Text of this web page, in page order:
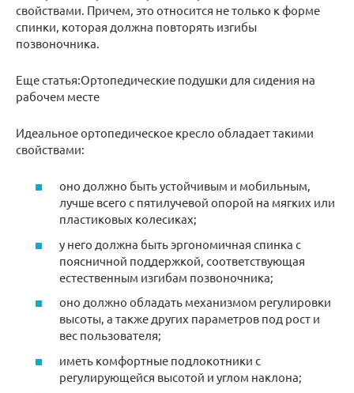
свойствами. Причем, это относится не только к форме
спинки, которая должна повторять изгибы
позвоночника.
Еще статья:Ортопедические подушки для сидения на
рабочем месте
Идеальное ортопедическое кресло обладает такими
свойствами:
оно должно быть устойчивым и мобильным,
лучше всего с пятилучевой опорой на мягких или
пластиковых колесиках;
у него должна быть эргономичная спинка с
поясничной поддержкой, соответствующая
естественным изгибам позвоночника;
оно должно обладать механизмом регулировки
высоты, а также других параметров под рост и
вес пользователя;
иметь комфортные подлокотники с
регулирующейся высотой и углом наклона;